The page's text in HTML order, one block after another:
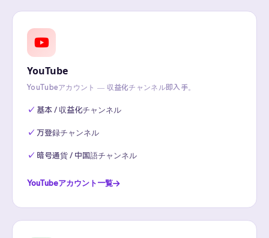
YouTube
YouTubeアカウント — 収益化チャンネル即入手。
基本 / 収益化チャンネル
万登録チャンネル
暗号通貨 / 中国語チャンネル
YouTubeアカウント一覧